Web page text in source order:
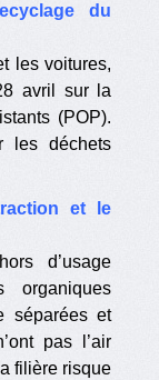
du
les voitures,
avril sur la
(POP).
les déchets
et le
d’usage
organiques
séparées et
pas l’air
filière risque